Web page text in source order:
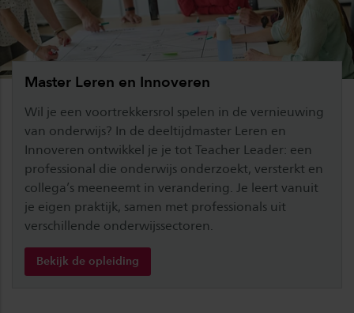
Master Leren en Innoveren
Wil je een voortrekkersrol spelen in de vernieuwing
van onderwijs? In de deeltijdmaster Leren en
Innoveren ontwikkel je je tot Teacher Leader: een
professional die onderwijs onderzoekt, versterkt en
collega’s meeneemt in verandering. Je leert vanuit
je eigen praktijk, samen met professionals uit
verschillende onderwijssectoren.
Bekijk de opleiding